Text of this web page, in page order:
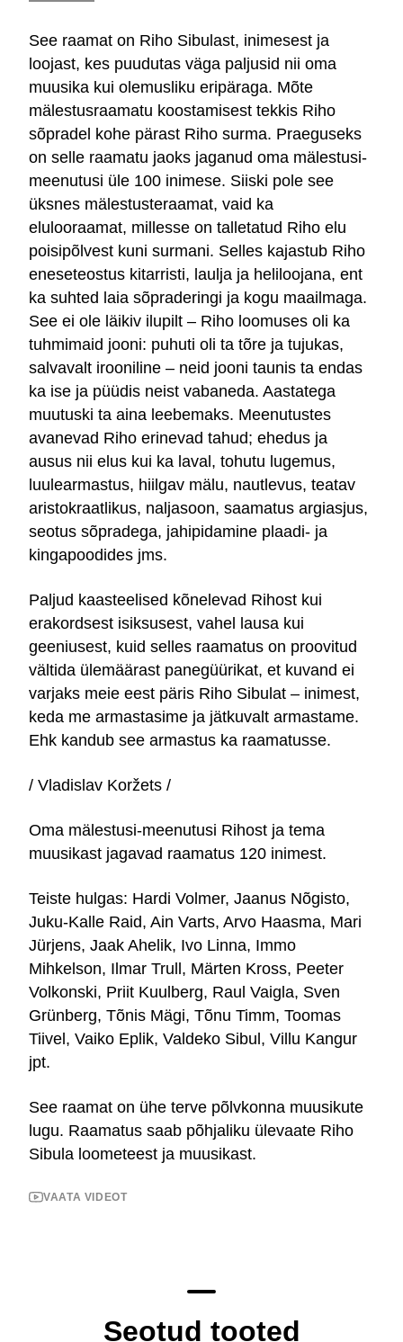
See raamat on Riho Sibulast, inimesest ja
loojast, kes puudutas väga paljusid nii oma
muusika kui olemusliku eripäraga. Mõte
mälestusraamatu koostamisest tekkis Riho
sõpradel kohe pärast Riho surma. Praeguseks
on selle raamatu jaoks jaganud oma mälestusi-
meenutusi üle 100 inimese. Siiski pole see
üksnes mälestusteraamat, vaid ka
elulooraamat, millesse on talletatud Riho elu
poisipõlvest kuni surmani. Selles kajastub Riho
eneseteostus kitarristi, laulja ja heliloojana, ent
ka suhted laia sõpraderingi ja kogu maailmaga.
See ei ole läikiv ilupilt – Riho loomuses oli ka
tuhmimaid jooni: puhuti oli ta tõre ja tujukas,
salvavalt irooniline – neid jooni taunis ta endas
ka ise ja püüdis neist vabaneda. Aastatega
muutuski ta aina leebemaks. Meenutustes
avanevad Riho erinevad tahud; ehedus ja
ausus nii elus kui ka laval, tohutu lugemus,
luulearmastus, hiilgav mälu, nautlevus, teatav
aristokraatlikus, naljasoon, saamatus argiasjus,
seotus sõpradega, jahipidamine plaadi- ja
kingapoodides jms.
Paljud kaasteelised kõnelevad Rihost kui
erakordsest isiksusest, vahel lausa kui
geeniusest, kuid selles raamatus on proovitud
vältida ülemäärast panegüürikat, et kuvand ei
varjaks meie eest päris Riho Sibulat – inimest,
keda me armastasime ja jätkuvalt armastame.
Ehk kandub see armastus ka raamatusse.
/ Vladislav Koržets /
Oma mälestusi-meenutusi Rihost ja tema
muusikast jagavad raamatus 120 inimest.
Teiste hulgas: Hardi Volmer, Jaanus Nõgisto,
Juku-Kalle Raid, Ain Varts, Arvo Haasma, Mari
Jürjens, Jaak Ahelik, Ivo Linna, Immo
Mihkelson, Ilmar Trull, Märten Kross, Peeter
Volkonski, Priit Kuulberg, Raul Vaigla, Sven
Grünberg, Tõnis Mägi, Tõnu Timm, Toomas
Tiivel, Vaiko Eplik, Valdeko Sibul, Villu Kangur
jpt.
See raamat on ühe terve põlvkonna muusikute
lugu. Raamatus saab põhjaliku ülevaate Riho
Sibula loometeest ja muusikast.
VAATA VIDEOT
Seotud tooted